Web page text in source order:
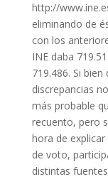
http://
eliminando de
con los
INE daba
719.486. Si
discrepancias
más probable
recuento, pero
hora de
de voto,
distintas